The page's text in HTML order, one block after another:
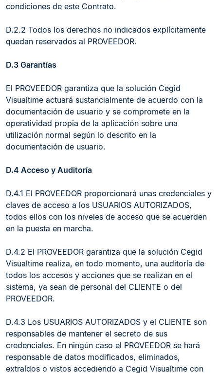
condiciones de este Contrato.
D.2.2 Todos los derechos no indicados explícitamente
quedan reservados al PROVEEDOR.
D.3 Garantías
El PROVEEDOR garantiza que la solución Cegid
Visualtime actuará sustancialmente de acuerdo con la
documentación de usuario y se compromete en la
operatividad propia de la aplicación sobre una
utilización normal según lo descrito en la
documentación de usuario.
D.4 Acceso y Auditoría
D.4.1 El PROVEEDOR proporcionará unas credenciales y
claves de acceso a los USUARIOS AUTORIZADOS,
todos ellos con los niveles de acceso que se acuerden
en la puesta en marcha.
D.4.2 El PROVEEDOR garantiza que la solución Cegid
Visualtime realiza, en todo momento, una auditoría de
todos los accesos y acciones que se realizan en el
sistema, ya sean de personal del CLIENTE o del
PROVEEDOR.
D.4.3 Los USUARIOS AUTORIZADOS y el CLIENTE son
responsables de mantener el secreto de sus
credenciales. En ningún caso el PROVEEDOR se hará
responsable de datos modificados, eliminados,
extraídos o vistos accediendo a Cegid Visualtime con